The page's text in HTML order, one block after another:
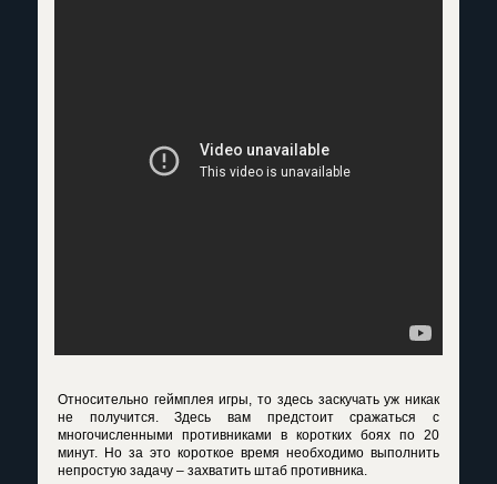
Относительно геймплея игры, то здесь заскучать уж никак
не получится. Здесь вам предстоит сражаться с
многочисленными противниками в коротких боях по 20
минут. Но за это короткое время необходимо выполнить
непростую задачу – захватить штаб противника.